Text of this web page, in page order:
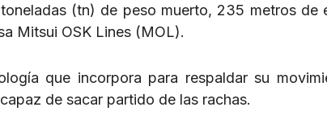
(tn) de peso muerto, 235 metros de
Mitsui OSK Lines (MOL).
que incorpora para respaldar su
de sacar partido de las rachas.